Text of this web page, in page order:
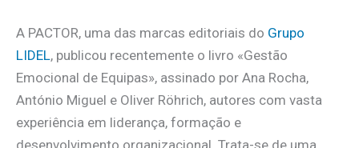
A PACTOR, uma das marcas editoriais do Grupo
LIDEL, publicou recentemente o livro «Gestão
Emocional de Equipas», assinado por Ana Rocha,
António Miguel e Oliver Röhrich, autores com vasta
experiência em liderança, formação e
desenvolvimento organizacional. Trata-se de uma